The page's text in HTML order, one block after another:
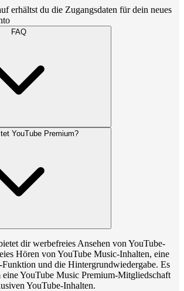
erhältst du die Zugangsdaten für dein neues
FAQ
YouTube Premium?
dir werbefreies Ansehen von YouTube-
Hören von YouTube Music-Inhalten, eine
und die Hintergrundwiedergabe. Es
eine YouTube Music Premium-Mitgliedschaft
YouTube-Inhalten.